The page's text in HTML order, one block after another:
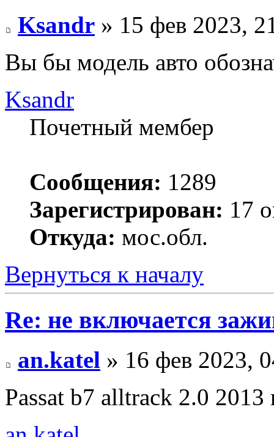
Ksandr » 15 фев 2023,
Вы бы модель авто
Ksandr
Почетный мембер
Сообщения: 1289
Зарегистрирован: 17
Откуда: мос.обл.
Вернуться к началу
Re: не включается
an.katel » 16 фев 2023,
Passat b7 alltrack 2.0 2013